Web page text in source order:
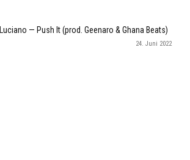
Luciano — Push It (prod. Geenaro & Ghana Beats)
24. Juni 2022